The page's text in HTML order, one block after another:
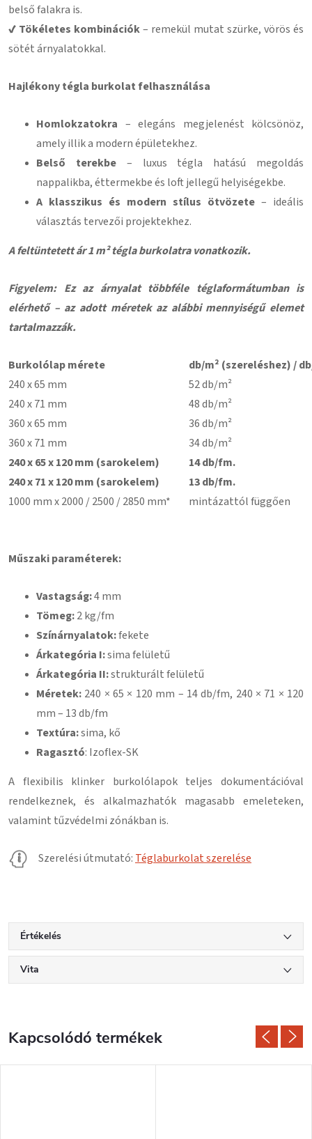
belső falakra is.
✔ Tökéletes kombinációk– remekül mutat szürke, vörös és
sötét árnyalatokkal.
Hajlékony tégla burkolat felhasználása
Homlokzatokra – elegáns megjelenést kölcsönöz,
amely illik a modern épületekhez.
Belső terekbe– luxus tégla hatású megoldás
nappalikba, éttermekbe és loft jellegű helyiségekbe.
A klasszikus és modern stílus ötvözete – ideális
választás tervezői projektekhez.
A feltüntetett ár 1 m² tégla burkolatra vonatkozik.
Figyelem: Ez az árnyalat többféle téglaformátumban is
elérhető – az adott méretek az alábbi mennyiségű elemet
tartalmazzák.
Burkolólap mérete
db/m² (szereléshez) /
240 x 65 mm
52 db/m²
240 x 71 mm
48 db/m²
360 x 65 mm
36 db/m²
360 x 71 mm
34 db/m²
240 x 65 x 120 mm (sarokelem)
14 db/fm.
240 x 71 x 120 mm (sarokelem)
13 db/fm.
1000 mm x 2000 / 2500 / 2850 mm*
mintázattól függően
Műszaki paraméterek:
Vastagság:4 mm
Tömeg:2 kg/fm
Színárnyalatok:fekete
Árkategória I:sima felületű
Árkategória II:strukturált felületű
Méretek: 240 × 65 × 120 mm – 14 db/fm, 240 × 71 × 120
mm – 13 db/fm
Textúra:sima, kő
Ragasztó: Izoflex-SK
A flexibilis klinker burkolólapok teljes dokumentációval
rendelkeznek, és alkalmazhatók magasabb emeleteken,
valamint tűzvédelmi zónákban is.
Szerelési útmutató: Téglaburkolat szerelése
Értékelés
Vita
Kapcsolódó termékek